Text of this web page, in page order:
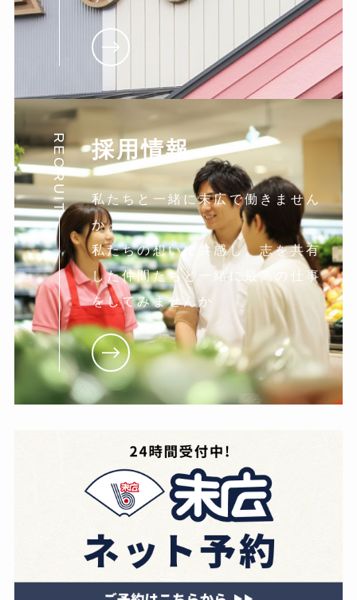
RECRUIT 採用情報
私たちと一緒に末広で働きません
か。
私たちの想いに共感し。志を共有
した仲間たちと一緒に最高の仕事
をしてみませんか